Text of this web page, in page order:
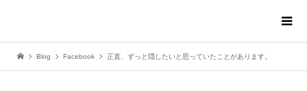
Blog Facebook 正直、ずっと隠したいと思っていたことがあります。